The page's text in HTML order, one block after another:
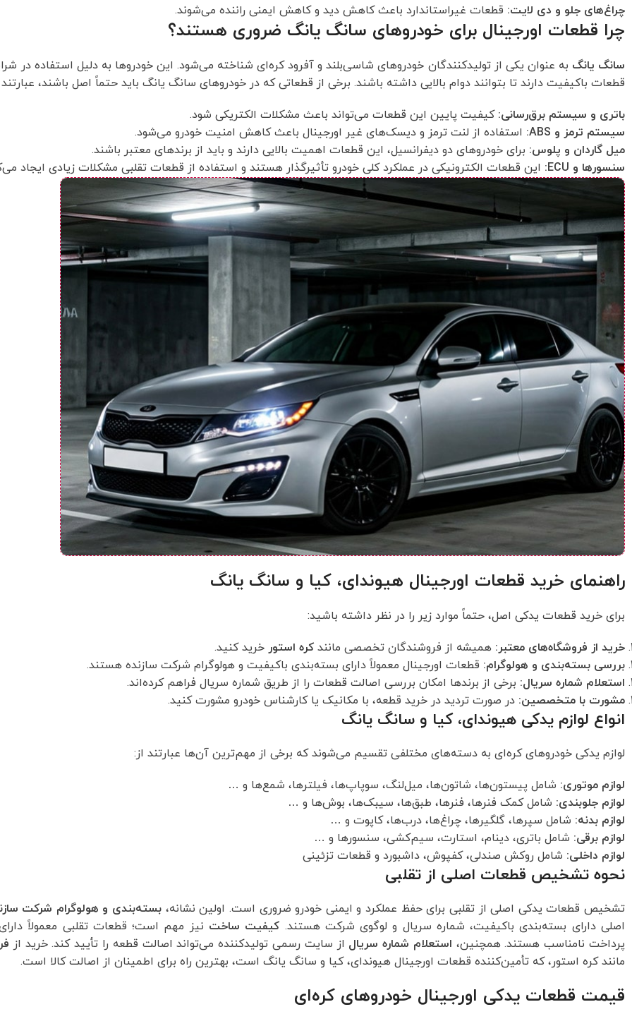
چراغ‌های جلو و دی لایت: قطعات غیراستاندارد باعث کاهش دید و کاهش ایمنی راننده می‌شوند.
چرا قطعات اورجینال برای خودروهای سانگ یانگ ضروری هستند؟
سانگ یانگ به عنوان یکی از تولیدکنندگان خودروهای شاسی‌بلند و آفرود کره‌ای شناخته می‌شود. این خودروها به دلیل استفاده در
قطعات باکیفیت دارند تا بتوانند دوام بالایی داشته باشند. برخی از قطعاتی که در خودروهای سانگ یانگ باید حتماً اصل باشند، عبارتند
باتری و سیستم برق‌رسانی: کیفیت پایین این قطعات می‌تواند باعث مشکلات الکتریکی شود.
سیستم ترمز و ABS:
استفاده از لنت ترمز و دیسک‌های غیر اورجینال باعث کاهش امنیت خودرو می‌شود.
میل گاردان و پلوس: برای خودروهای دو دیفرانسیل، این قطعات اهمیت بالایی دارند و باید از برندهای معتبر باشند.
سنسورها و ECU:
این قطعات الکترونیکی در عملکرد کلی خودرو تأثیرگذار هستند و استفاده از قطعات تقلبی مشکلات زیادی ایجاد
راهنمای خرید قطعات اورجینال هیوندای، کیا و سانگ یانگ
برای خرید قطعات یدکی اصل، حتماً موارد زیر را در نظر داشته باشید:
خرید از فروشگاه‌های معتبر: همیشه از فروشندگان تخصصی مانند کره استور خرید کنید.
بررسی بسته‌بندی و هولوگرام: قطعات اورجینال معمولاً دارای بسته‌بندی باکیفیت و هولوگرام شرکت سازنده هستند.
استعلام شماره سریال: برخی از برندها امکان بررسی اصالت قطعات را از طریق شماره سریال فراهم کرده‌اند.
مشورت با متخصصین: در صورت تردید در خرید قطعه، با مکانیک یا کارشناس خودرو مشورت کنید.
انواع لوازم یدکی هیوندای، کیا و سانگ یانگ
لوازم یدکی خودروهای کره‌ای به دسته‌های مختلفی تقسیم می‌شوند که برخی از مهم‌ترین آن‌ها عبارتند از:
لوازم موتوری: شامل پیستون‌ها، شاتون‌ها، میل‌لنگ، سوپاپ‌ها، فیلترها، شمع‌ها و …
لوازم جلوبندی: شامل کمک فنرها، فنرها، طبق‌ها، سیبک‌ها، بوش‌ها و …
لوازم بدنه: شامل سپرها، گلگیرها، چراغ‌ها، درب‌ها، کاپوت و …
لوازم برقی: شامل باتری، دینام، استارت، سیم‌کشی، سنسورها و …
لوازم داخلی: شامل روکش صندلی، کفپوش، داشبورد و قطعات تزئینی
نحوه تشخیص قطعات اصلی از تقلبی
تشخیص قطعات یدکی اصلی از تقلبی برای حفظ عملکرد و ایمنی خودرو ضروری است. اولین نشانه، بسته‌بندی و هولوگرام شرکت
اصلی دارای بسته‌بندی باکیفیت، شماره سریال و لوگوی شرکت هستند. کیفیت ساخت نیز مهم است؛ قطعات تقلبی معمولاً
پرداخت نامناسب هستند. همچنین، استعلام شماره سریال از سایت رسمی تولیدکننده می‌تواند اصالت قطعه را تأیید کند. خرید از
مانند کره استور، که تأمین‌کننده قطعات اورجینال هیوندای، کیا و سانگ یانگ است، بهترین راه برای اطمینان از اصالت کالا است.
قیمت قطعات یدکی اورجینال خودروهای کره‌ای